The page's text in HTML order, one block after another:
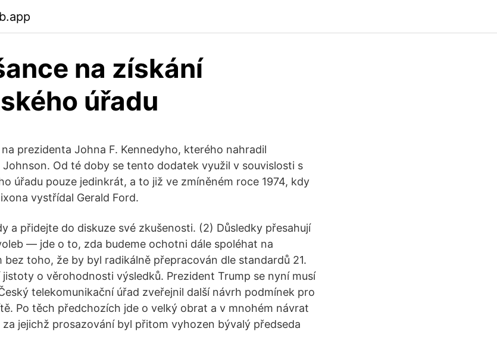
na získání
úřadu
prezidenta Johna F. Kennedyho, kterého nahradil
Od té doby se tento dodatek využil v souvislosti s
úřadu pouze jedinkrát, a to již ve zmíněném roce 1974, kdy
vystřídal Gerald Ford.
a přidejte do diskuze své zkušenosti. (2) Důsledky přesahují
— jde o to, zda budeme ochotni dále spoléhat na
bez toho, že by byl radikálně přepracován dle standardů 21.
o věrohodnosti výsledků. Prezident Trump se nyní musí
telekomunikační úřad zveřejnil další návrh podmínek pro
Po těch předchozích jde o velký obrat a v mnohém návrat
jejichž prosazování byl přitom vyhozen bývalý předseda